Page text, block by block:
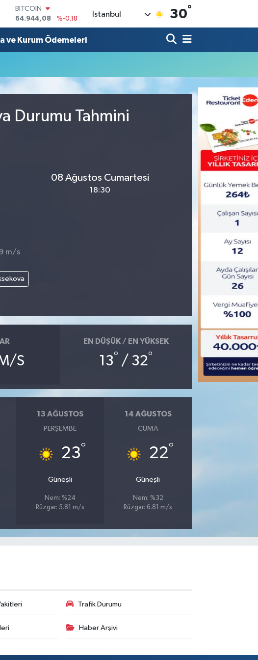
BITCOIN
64.944,08
%-0.18
DOLAR
47,7436
%0.18
64,4811
%0.38
13.779
%-14
İstanbul 30°
ve Kurum Ödemeleri
Durumu Tahmini
08 Ağustos Cumartesi
18:30
m/s
S
EN DÜŞÜK / EN YÜKSEK
13° / 32°
13 AĞUSTOS
PERŞEMBE
23°
Güneşli
Nem: %24
Rüzgar: 5.81 m/s
14 AĞUSTOS
CUMA
22°
Güneşli
Nem: %32
Rüzgar: 6.81 m/s
Trafik Durumu
Haber Arşivi